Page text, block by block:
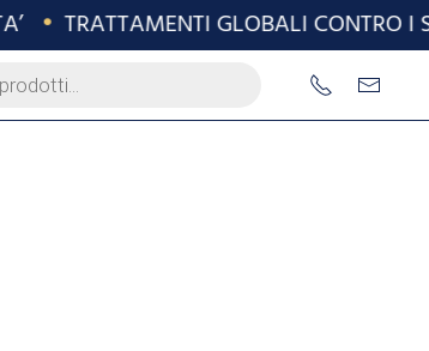
• TRATTAMENTI GLOBALI CONTRO I